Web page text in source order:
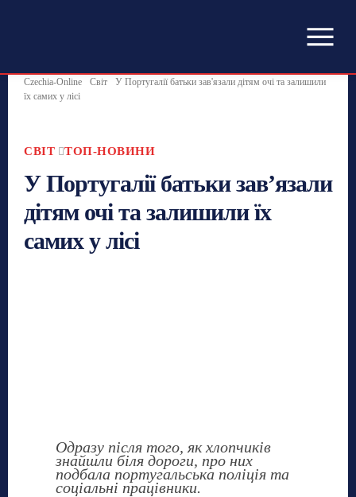
Czechia-Online Світ
У Португалії батьки зав'язали дітям очі та залишили
їх самих у лісі
СВІТ ТОП-НОВИНИ
У Португалії батьки зав’язали
дітям очі та залишили їх
самих у лісі
Одразу після того, як хлопчиків
знайшли біля дороги, про них
подбала португальська поліція та
соціальні працівники.